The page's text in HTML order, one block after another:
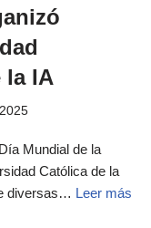
la IA
Mundial de la
Católica de la
diversas… Leer más